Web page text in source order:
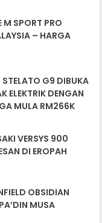
SPORT PRO
– HARGA
G9 DIBUKA
ELEKTRIK DENGAN
MULA RM266K
VERSYS 900
DI EROPAH
OBSIDIAN
MUSA